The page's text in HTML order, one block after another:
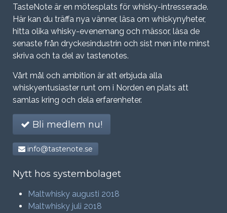
TasteNote är en mötesplats för whisky-intresserade.
Här kan du träffa nya vänner, läsa om whiskynyheter,
hitta olika whisky-evenemang och mässor, läsa de
senaste från dryckesindustrin och sist men inte minst
skriva och ta del av tastenotes.
Vårt mål och ambition är att erbjuda alla
whiskyentusiaster runt om i Norden en plats att
samlas kring och dela erfarenheter.
Bli medlem nu!
info@tastenote.se
Nytt hos systembolaget
Maltwhisky augusti 2018
Maltwhisky juli 2018